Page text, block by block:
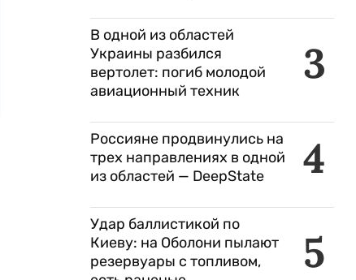
3
В одной из областей
Украины разбился
вертолет: погиб молодой
авиационный техник
4
Россияне продвинулись на
трех направлениях в одной
из областей — DeepState
5
Удар баллистикой по
Киеву: на Оболони пылают
резервуары с топливом,